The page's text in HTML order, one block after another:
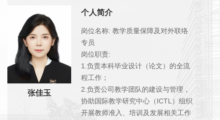
张佳玉
个人简介
岗位名称: 教学质量保障及对外联络
专员
岗位职责:
1.负责本科毕业设计（论文）的全流
程工作；
2.负责公司教学团队的建设与管理，
协助国际教学研究中心（ICTL）组织
开展教师准入、培训及发展相关工作